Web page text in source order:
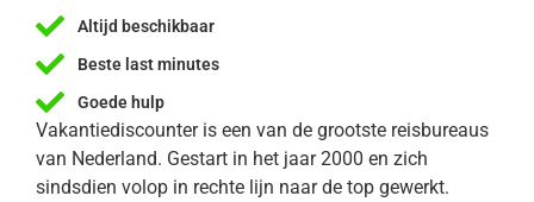
Altijd beschikbaar
Beste last minutes
Goede hulp
Vakantiediscounter is een van de grootste reisbureaus
van Nederland. Gestart in het jaar 2000 en zich
sindsdien volop in rechte lijn naar de top gewerkt.